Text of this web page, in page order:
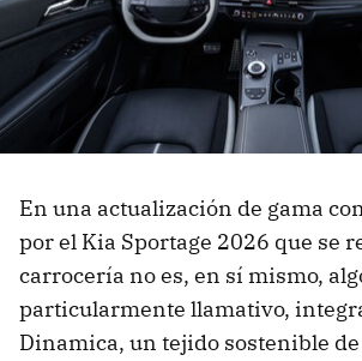
En una actualización de gama
por el Kia Sportage 2026 que se
carrocería no es, en sí mismo,
particularmente llamativo,
Dinamica, un tejido sostenible